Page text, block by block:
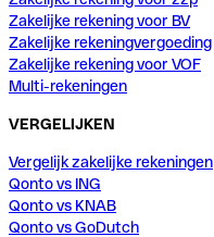
Zakelijke rekening voor BV
Zakelijke rekeningvergoeding
Zakelijke rekening voor VOF
Multi-rekeningen
VERGELIJKEN
Vergelijk zakelijke rekeningen
Qonto vs ING
Qonto vs KNAB
Qonto vs GoDutch